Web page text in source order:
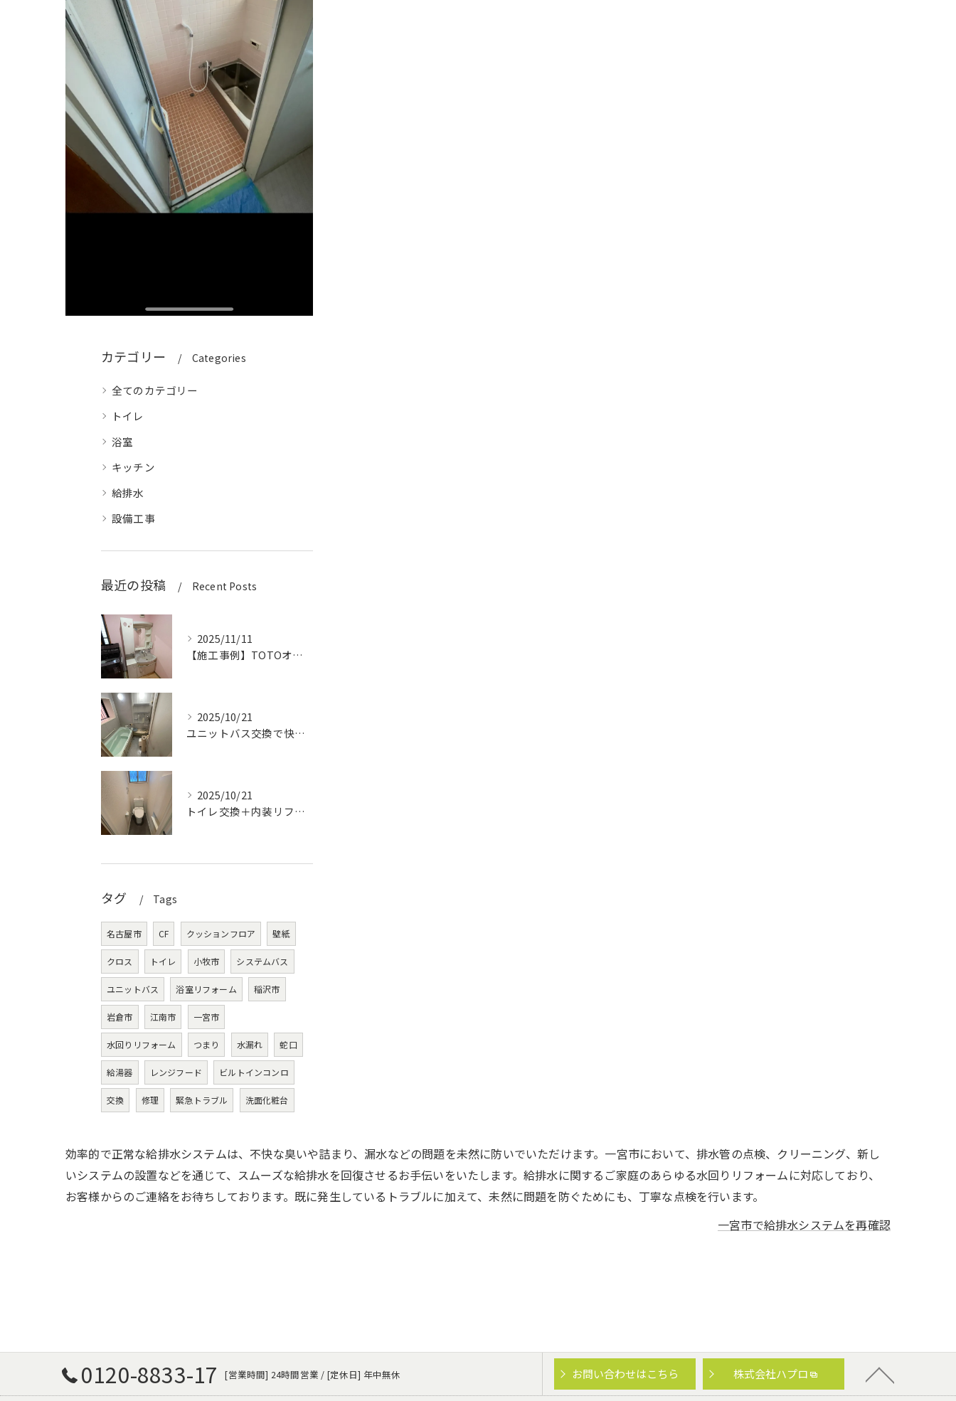
カテゴリー Categories
全てのカテゴリー
トイレ
浴室
キッチン
給排水
設備工事
最近の投稿 Recent Posts
2025/11/11
【施工事例】TOTOオクターブで洗面化粧台を交換！収納力とデザイン性がアップ！
2025/10/21
ユニットバス交換で快適＆高級感アップ！
2025/10/21
トイレ交換＋内装リフォームで明るく清潔な空間に
タグ Tags
名古屋市 CF クッションフロア 壁紙
クロス トイレ 小牧市 システムバス
ユニットバス 浴室リフォーム 稲沢市
岩倉市 江南市 一宮市
水回りリフォーム つまり 水漏れ 蛇口
給湯器 レンジフード ビルトインコンロ
交換 修理 緊急トラブル 洗面化粧台
効率的で正常な給排水システムは、不快な臭いや詰まり、漏水などの問題を未然に防いでいただけます。一宮市において、排水管の点検、クリーニング、新し
いシステムの設置などを通じて、スムーズな給排水を回復させるお手伝いをいたします。給排水に関するご家庭のあらゆる水回りリフォームに対応しており、
お客様からのご連絡をお待ちしております。既に発生しているトラブルに加えて、未然に問題を防ぐためにも、丁寧な点検を行います。
一宮市で給排水システムを再確認
0120-8833-17 [営業時間] 24時間営業 / [定休日] 年中無休 お問い合わせはこちら 株式会社ハプロ